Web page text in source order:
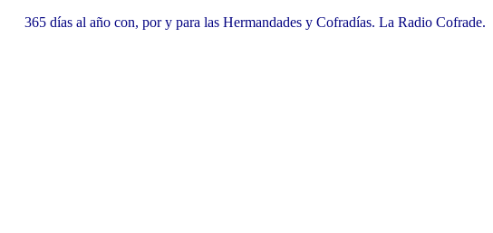
365 días al año con, por y para las Hermandades y Cofradías. La Radio Cofrade.